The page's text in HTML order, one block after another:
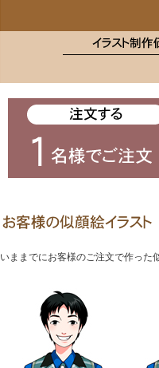
いままでにお客様のご注文で作った